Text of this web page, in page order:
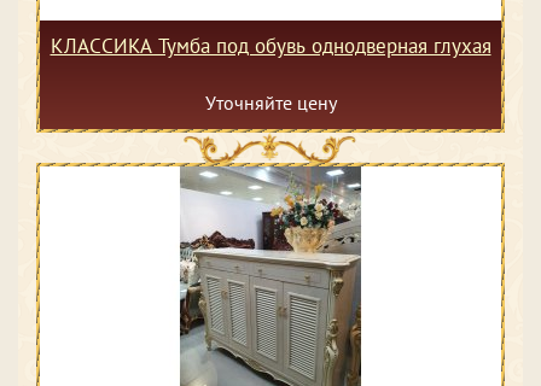
КЛАССИКА Тумба под обувь однодверная глухая
Уточняйте цену